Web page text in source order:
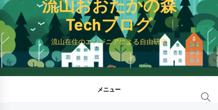
ツ
ス
キ
ッ
プ
流山おおたかの森
Techブログ
流山在住のエンジニアによる自由研究
メニュー